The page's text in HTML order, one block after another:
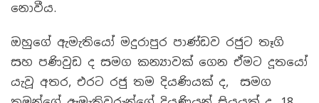
නොවීය.
ඔහුගේ ඇමැතියෝ මදුරාපුර පාණ්ඩව රජුට තෑගි
සහ පණිවුඩ ද සමග කන්‍යාවක් ගෙන ඒමට දූතයෝ
යැවූ අතර, එරට රජු තම දියණියක් ද, සමග